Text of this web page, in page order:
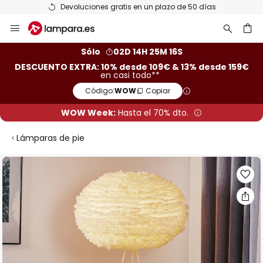
Devoluciones gratis en un plazo de 50 días
al
Sólo
02D 14H 25M 15S
DESCUENTO EXTRA: 10% desde 109€ & 13% desde 159€
en casi todo**
Código:WOW Copiar
WOW Week: Hasta el 70% dto.
Lámparas de pie
Saltar
al
final
de
la
galería
de